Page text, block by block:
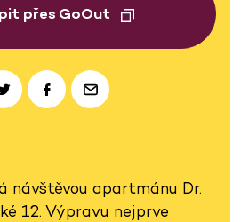
přes GoOut
návštěvou apartmánu Dr.
12. Výpravu nejprve